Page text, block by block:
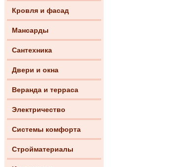
Кровля и фасад
Мансарды
Сантехника
Двери и окна
Веранда и терраса
Электричество
Системы комфорта
Стройматериалы